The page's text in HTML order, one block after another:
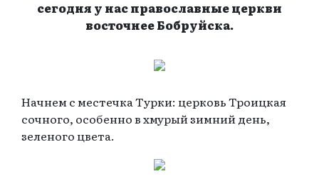
сегодня у нас православные церкви
восточнее Бобруйска.
Начнем с местечка Турки: церковь Троицкая
сочного, особенно в хмурый зимний день,
зеленого цвета.